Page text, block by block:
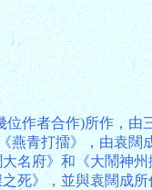
作者合作)所作，
燕青打擂》，由袁
名府》和《大鬧神
死》，並與袁闊成